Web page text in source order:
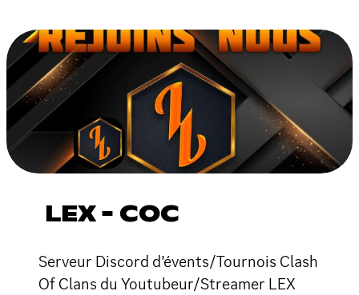
LEX - COC
Serveur Discord d’évents/Tournois Clash
Of Clans du Youtubeur/Streamer LEX